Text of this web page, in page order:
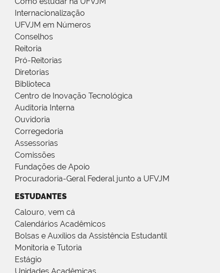
Internacionalização
UFVJM em Números
Conselhos
Reitoria
Pró-Reitorias
Diretorias
Biblioteca
Centro de Inovação Tecnológica
Auditoria Interna
Ouvidoria
Corregedoria
Assessorias
Comissões
Fundações de Apoio
Procuradoria-Geral Federal junto a UFVJM
ESTUDANTES
Calouro, vem cá
Calendários Acadêmicos
Bolsas e Auxílios da Assistência Estudantil
Monitoria e Tutoria
Estágio